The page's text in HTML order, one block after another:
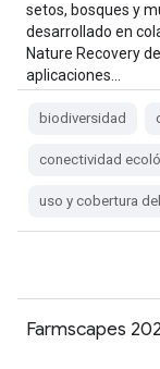
setos, bosques y
desarrollado en
Nature Recovery
aplicaciones…
biodiversidad
conectividad
uso y cobertura
Farmscapes